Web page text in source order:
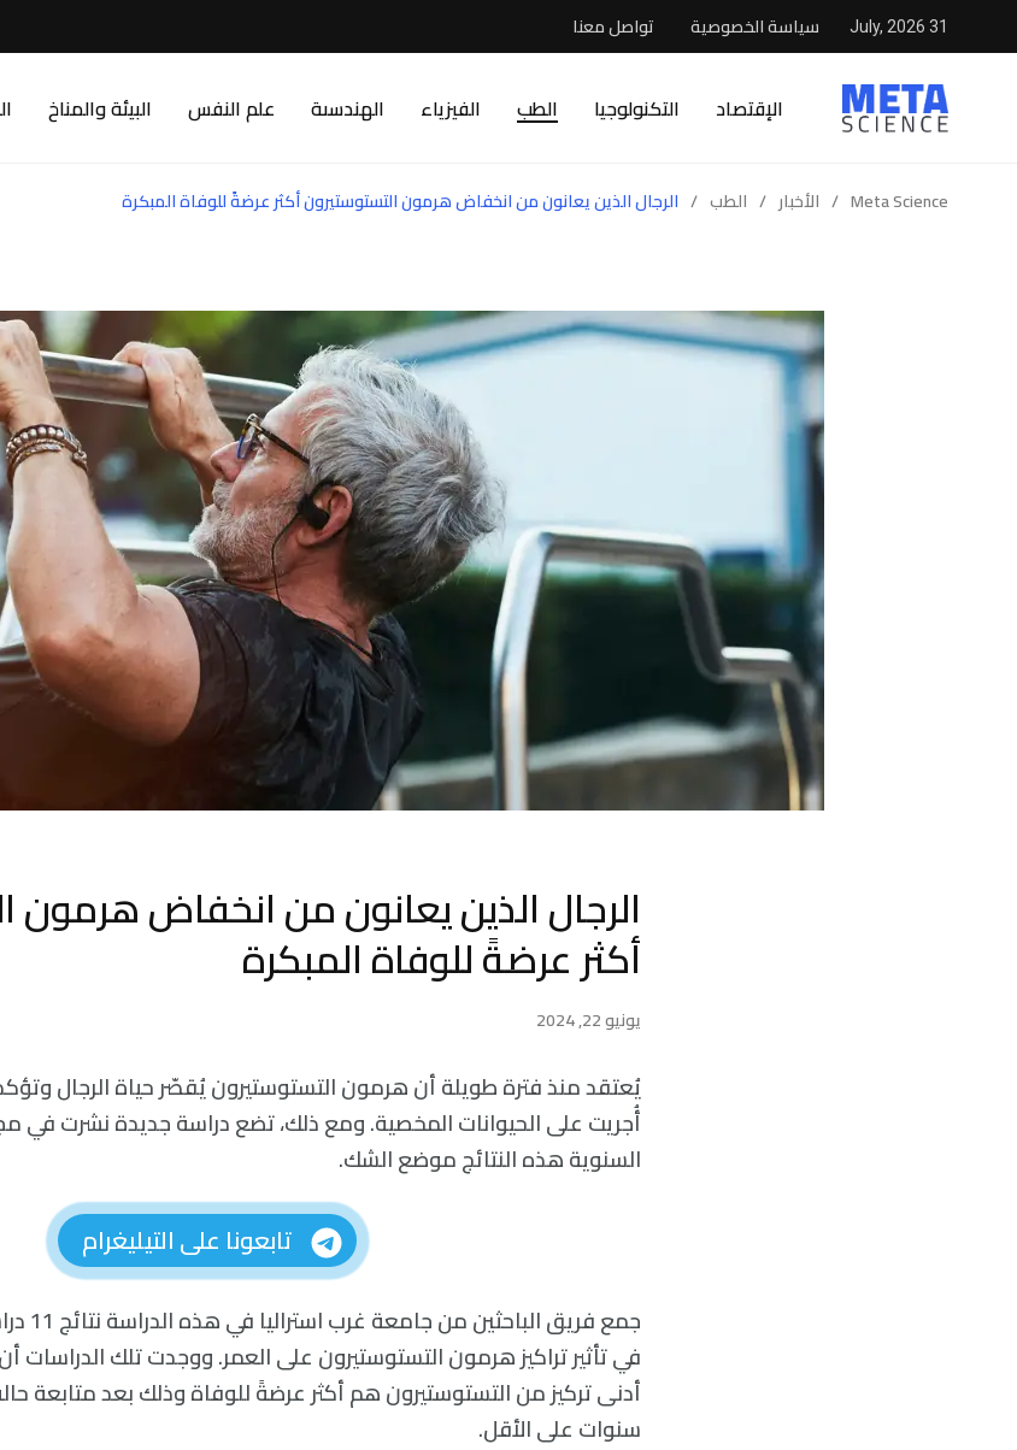
31 July, 2026 سياسة الخصوصية تواصل معنا
الإقتصاد التكنولوجيا الطب الفيزياء الهندسىة علم النفس البيئة والمناخ
Meta Science
/ الأخبار / الطب / الرجال الذين يعانون من انخفاض هرمون التستوستيرون أكثر عرضةً للوفاة المبكرة
الرجال الذين يعانون من انخفاض هرمون
أكثر عرضةً للوفاة المبكرة
يونيو 22, 2024
يُعتقد منذ فترة طويلة أن هرمون التستوستيرون يُقصّر حياة الرجال
أُجريت على الحيوانات المخصية. ومع ذلك، تضع دراسة جديدة نشرت في
السنوية هذه النتائج موضع الشك.
تابعونا على التيليغرام
جمع
في تأثير تراكيز هرمون التستوستيرون على العمر. ووجدت تلك الدراسات
أدنى تركيز من التستوستيرون هم أكثر عرضةً للوفاة وذلك بعد متابعة
سنوات على الأقل.